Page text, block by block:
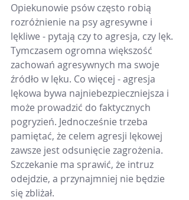
Opiekunowie psów często robią
rozróżnienie na psy agresywne i
lękliwe - pytają czy to agresja, czy lęk.
Tymczasem ogromna większość
zachowań agresywnych ma swoje
źródło w lęku. Co więcej - agresja
lękowa bywa najniebezpieczniejsza i
może prowadzić do faktycznych
pogryzień. Jednocześnie trzeba
pamiętać, że celem agresji lękowej
zawsze jest odsunięcie zagrożenia.
Szczekanie ma sprawić, że intruz
odejdzie, a przynajmniej nie będzie
się zbliżał.